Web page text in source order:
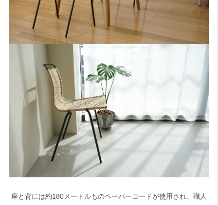
座と背には約180メートルものペーパーコードが使用され、職人